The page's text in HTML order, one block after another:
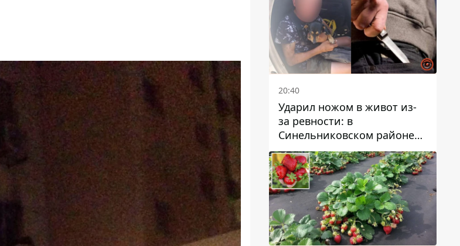
20:40
Ударил ножом в живот из-
за ревности: в
Синельниковском районе
задержали 49-летнего
мужчину за убийство